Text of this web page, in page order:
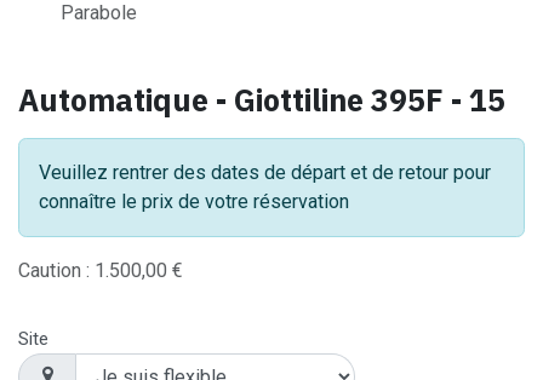
Parabole
Automatique - Giottiline 395F - 15
Veuillez rentrer des dates de départ et de retour pour
connaître le prix de votre réservation
Caution : 1.500,00 €
Site